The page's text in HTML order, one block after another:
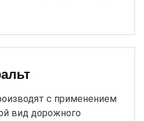
с применением
вид дорожного